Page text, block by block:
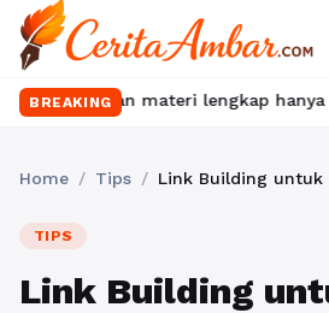
BREAKING
materi lengkap hanya di
Home / Tips /
TIPS
Link Building